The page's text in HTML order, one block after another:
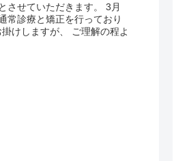
せていただきます。 3月
常診療と矯正を行っており